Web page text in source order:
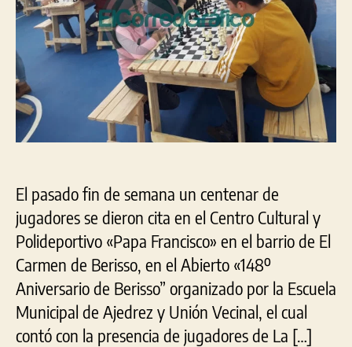
en
ajedrez
El pasado fin de semana un centenar de
jugadores se dieron cita en el Centro Cultural y
Polideportivo «Papa Francisco» en el barrio de El
Carmen de Berisso, en el Abierto «148º
Aniversario de Berisso” organizado por la Escuela
Municipal de Ajedrez y Unión Vecinal, el cual
contó con la presencia de jugadores de La […]